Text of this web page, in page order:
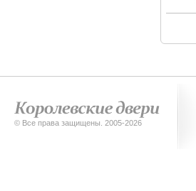
© Все права защищены. 2005-2026